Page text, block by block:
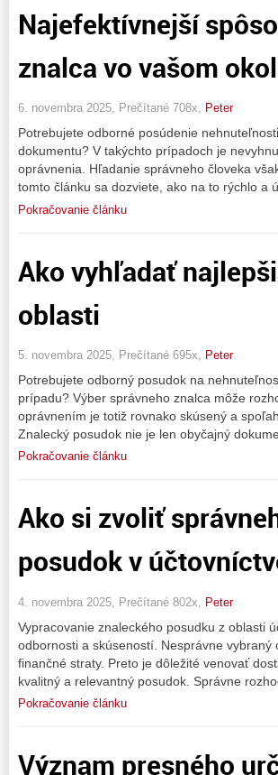
Najefektívnejší
znalca vo vašom
6. novembra 2025, Prečítané 708x, Peter
Potrebujete odborné posúdenie
dokumentu? V takýchto prípadoch je
oprávnenia. Hľadanie správneho človeka
tomto článku sa dozviete, ako na to rýchlo a
Pokračovanie článku
Ako vyhľadať
oblasti
5. novembra 2025, Prečítané 695x, Peter
Potrebujete odborný posudok na
prípadu? Výber správneho znalca môže
oprávnením je totiž rovnako skúsený a
Znalecký posudok nie je len obyčajný
Pokračovanie článku
Ako si zvoliť
posudok v
4. novembra 2025, Prečítané 802x, Peter
Vypracovanie znaleckého posudku z oblasti
odbornosti a skúseností. Nesprávne
finančné straty. Preto je dôležité venovať
kvalitný a relevantný posudok. Správne
Pokračovanie článku
Význam presného